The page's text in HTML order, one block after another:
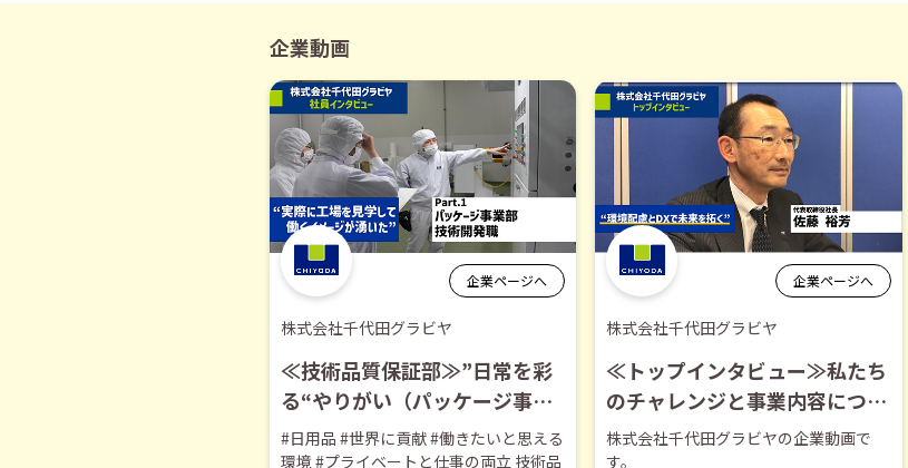
企業動画
企業ページへ
株式会社千代田グラビヤ
≪技術品質保証部≫”日常を彩
る“やりがい（パッケージ事業
部）-株式会社千代田グラビヤ
【企業動画】
#日用品 #世界に貢献 #働きたいと思える
環境 #プライベートと仕事の両立 技術品
企業ページへ
株式会社千代田グラビヤ
≪トップインタビュー≫私たち
のチャレンジと事業内容につい
て―株式会社千代田グラビヤ
【企業動画】
株式会社千代田グラビヤの企業動画で
す。